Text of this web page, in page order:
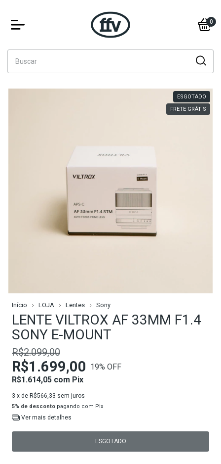
0
ESGOTADO
FRETE GRÁTIS
Início LOJA Lentes Sony
LENTE VILTROX AF 33MM F1.4
SONY E-MOUNT
R$2.099,00
R$1.699,00 19% OFF
R$1.614,05 com Pix
3 x de R$566,33 sem juros
5% de desconto pagando com Pix
Ver mais detalhes